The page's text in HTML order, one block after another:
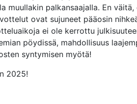
muullakin palkansaajalla. En
ovat sujuneet pääosin
ei ole kerrottu
pöydissä, mahdollisuus
syntymisen myötä!
2025!